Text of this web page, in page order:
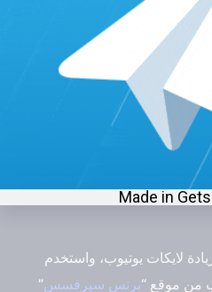
ومن ثم اربطه بقناتك على
فيديوهاتك، مع التأكد من
للمعلنين.
هذه الخطوات يمكنك من بدء ربح
بسياسات البرنامج، والحفاظ
لايكات يوتيوب، واستخدم
من موقع “برنس سيرفسس”